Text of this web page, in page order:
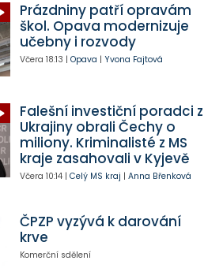
Prázdniny patří opravám
škol. Opava modernizuje
učebny i rozvody
Včera 18:13 | Opava | Yvona Fajtová
Falešní investiční poradci z
Ukrajiny obrali Čechy o
miliony. Kriminalisté z MS
kraje zasahovali v Kyjevě
Včera 10:14| Celý MS kraj | Anna Břenková
ČPZP vyzývá k darování
krve
Komerční sdělení